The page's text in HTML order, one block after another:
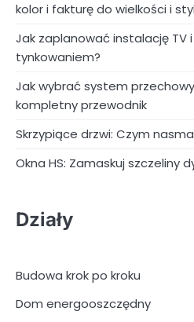
kolor i fakturę do wielkości i
Jak zaplanować instalację TV
tynkowaniem?
Jak wybrać system
kompletny przewodnik
Skrzypiące drzwi: Czym
Okna HS: Zamaskuj szczeliny
Działy
Budowa krok po kroku
Dom energooszczędny